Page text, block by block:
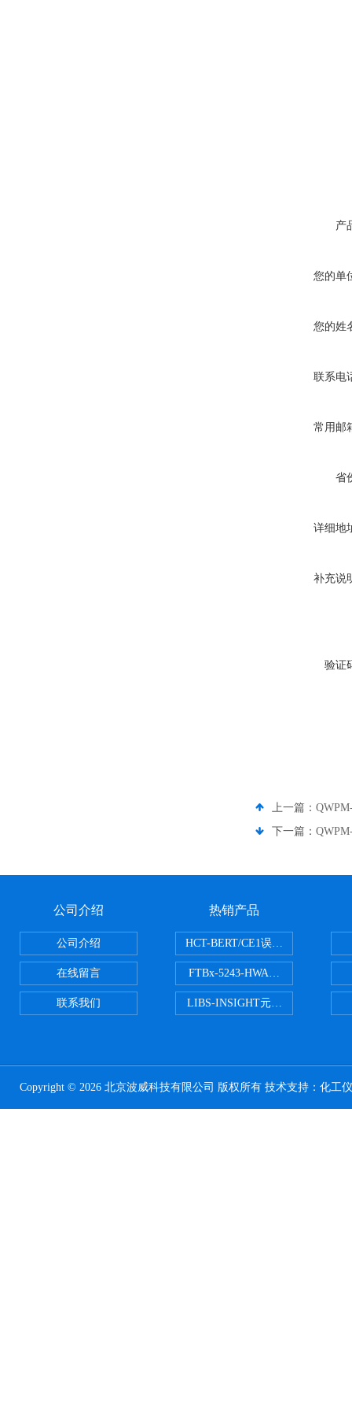
产
您的单
您的姓
联系电
常用邮
省
详细地
补充说
验证
上一篇：
下一篇：
公司介绍
公司介绍
在线留言
联系我们
热销产品
HCT-BERT/CE1误码测试仪
FTBx-5243-HWA光谱分析仪
LIBS-INSIGHT元素光谱分析仪
Copyright © 2026 北京波威科技有限公司 版权所有 技术支持： 化工